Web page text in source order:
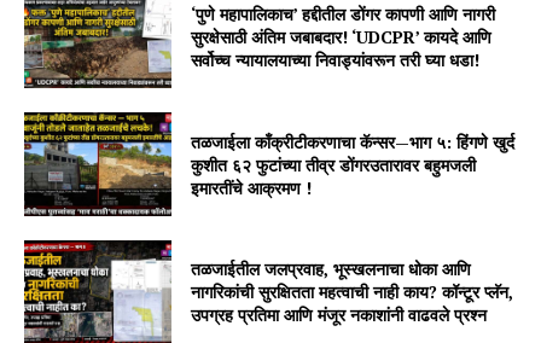
‘पुणे महापालिकाच’ हद्दीतील डोंगर कापणी आणि नागरी
सुरक्षेसाठी अंतिम जबाबदार! ‘UDCPR’ कायदे आणि
सर्वोच्च न्यायालयाच्या निवाड्यांवरून तरी घ्या धडा!
तळजाईला काँक्रीटीकरणाचा कॅन्सर—भाग ५: हिंगणे खुर्द
कुशीत ६२ फुटांच्या तीव्र डोंगरउतारावर बहुमजली
इमारतींचे आक्रमण !
तळजाईतील जलप्रवाह, भूस्खलनाचा धोका आणि
नागरिकांची सुरक्षितता महत्वाची नाही काय? कॉन्टूर प्लॅन,
उपग्रह प्रतिमा आणि मंजूर नकाशांनी वाढवले प्रश्न